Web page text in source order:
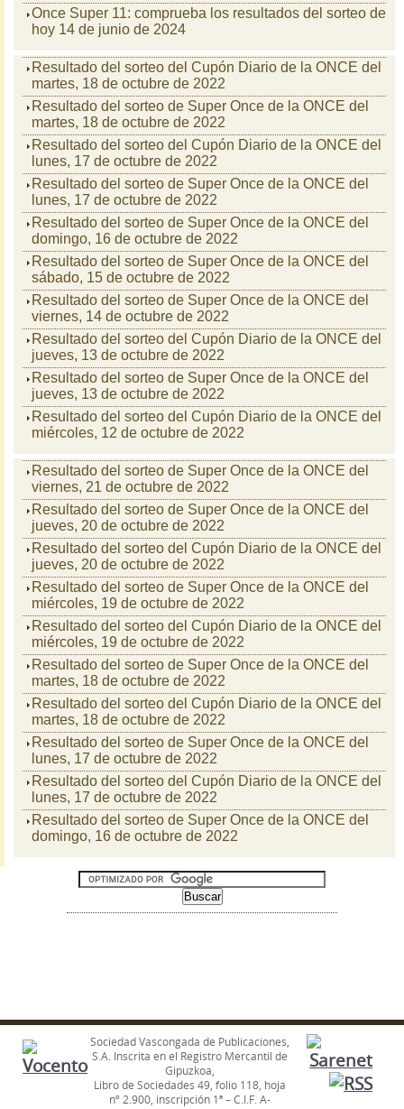
Once Super 11: comprueba los resultados del sorteo de
hoy 14 de junio de 2024
Resultado del sorteo del Cupón Diario de la ONCE del
martes, 18 de octubre de 2022
Resultado del sorteo de Super Once de la ONCE del
martes, 18 de octubre de 2022
Resultado del sorteo del Cupón Diario de la ONCE del
lunes, 17 de octubre de 2022
Resultado del sorteo de Super Once de la ONCE del
lunes, 17 de octubre de 2022
Resultado del sorteo de Super Once de la ONCE del
domingo, 16 de octubre de 2022
Resultado del sorteo de Super Once de la ONCE del
sábado, 15 de octubre de 2022
Resultado del sorteo de Super Once de la ONCE del
viernes, 14 de octubre de 2022
Resultado del sorteo del Cupón Diario de la ONCE del
jueves, 13 de octubre de 2022
Resultado del sorteo de Super Once de la ONCE del
jueves, 13 de octubre de 2022
Resultado del sorteo del Cupón Diario de la ONCE del
miércoles, 12 de octubre de 2022
Resultado del sorteo de Super Once de la ONCE del
viernes, 21 de octubre de 2022
Resultado del sorteo de Super Once de la ONCE del
jueves, 20 de octubre de 2022
Resultado del sorteo del Cupón Diario de la ONCE del
jueves, 20 de octubre de 2022
Resultado del sorteo de Super Once de la ONCE del
miércoles, 19 de octubre de 2022
Resultado del sorteo del Cupón Diario de la ONCE del
miércoles, 19 de octubre de 2022
Resultado del sorteo de Super Once de la ONCE del
martes, 18 de octubre de 2022
Resultado del sorteo del Cupón Diario de la ONCE del
martes, 18 de octubre de 2022
Resultado del sorteo de Super Once de la ONCE del
lunes, 17 de octubre de 2022
Resultado del sorteo del Cupón Diario de la ONCE del
lunes, 17 de octubre de 2022
Resultado del sorteo de Super Once de la ONCE del
domingo, 16 de octubre de 2022
Sociedad Vascongada de Publicaciones,
S.A. Inscrita en el Registro Mercantil de
Gipuzkoa,
Libro de Sociedades 49, folio 118, hoja
nº 2.900, inscripción 1ª – C.I.F. A-